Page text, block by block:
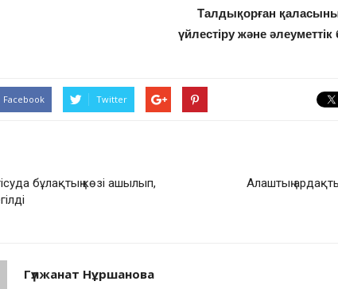
Талдықорған
үйлестіру және
Facebook Twitter
бұлақтың көзі ашылып,
Алаштың
Гүлжанат Нұршанова